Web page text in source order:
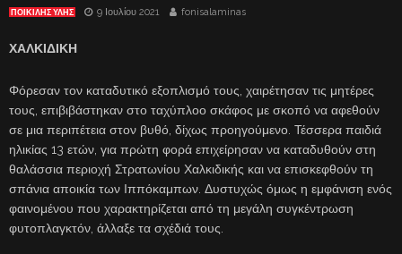
ΠΟΙΚΙΛΗΣ ΥΛΗΣ 9 Ιουλίου 2021 fonisalaminas
ΧΑΛΚΙΔΙΚΗ
Φόρεσαν τον καταδυτικό εξοπλισμό τους, χαιρέτησαν τις μητέρες
τους, επιβιβάστηκαν στο ταχύπλοο σκάφος με σκοπό να αφεθούν
σε μια περιπέτεια στον βυθό, δίχως προηγούμενο. Τέσσερα παιδιά
ηλικίας 13 ετών, για πρώτη φορά επιχείρησαν να καταδυθούν στη
θαλάσσια περιοχή Στρατωνίου Χαλκιδικής και να επισκεφθούν τη
σπάνια αποικία των Ιππόκαμπων. Δυστυχώς όμως η εμφάνιση ενός
φαινομένου που χαρακτηρίζεται από τη μεγάλη συγκέντρωση
φυτοπλαγκτόν, άλλαξε τα σχέδιά τους.